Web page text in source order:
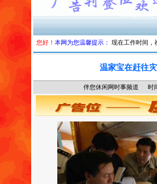
您好！ 本网为您温馨提示： 现在工作时间，
温家宝在赶往
伴您休闲网时事频道